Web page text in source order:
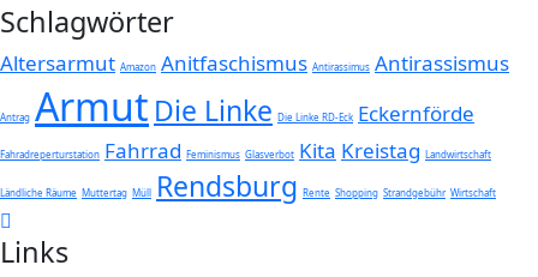
Schlagwörter
Altersarmut Amazon Anitfaschismus Antirassimus Antirassismus
Antrag Armut Die Linke Die Linke RD-Eck Eckernförde
Fahradreperturstation Fahrrad Feminismus Glasverbot Kita Kreistag Landwirtschaft
Ländliche Räume Muttertag Müll Rendsburg Rente Shopping Strandgebühr Wirtschaft
Links